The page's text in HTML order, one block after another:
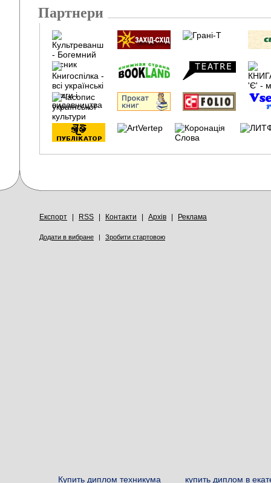
Партнери
Експорт RSS Контакти Архів Реклама
Додати в вибране | Зробити стартовою
Купить диплом техникума купить диплом в